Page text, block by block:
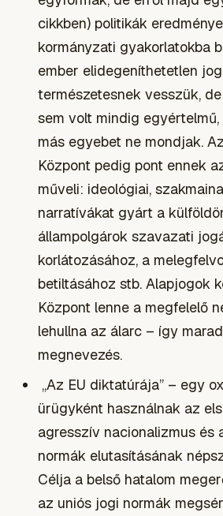
cikkben) politikák
kormányzati gyakorlatokba
ember elidegeníthetetlen
természetesnek vesszük,
sem volt mindig
más egyebet ne mondjak.
Központ pedig pont ennek
műveli: ideológiai,
narratívákat gyárt a
állampolgárok szavazati
korlátozásához, a
betiltásához stb. Alapjogok
Központ lenne a megfelelő
lehullna az álarc – így
megnevezés.
„Az EU diktatúrája” – egy
ürügyként használnak az
agresszív nacionalizmus és
normák elutasításának
Célja a belső hatalom
az uniós jogi normák